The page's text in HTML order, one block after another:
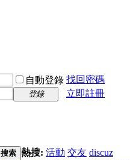
自動登錄 找回密碼
登錄
立即註冊
搜索 熱搜: 活動 交友 discuz